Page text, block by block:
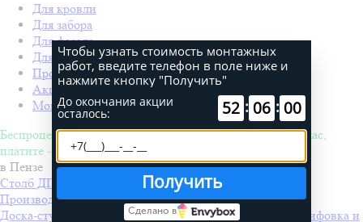
Для кровли
Для забора
Для фасада
Для дачи
Производство Покрофф
Акции
Монтаж
Беспроцентная рассрочка на 4 месяца. Покупайте - сейчас,
платите - потом!
в Пензе
Столб ДПК Grand Line 100х100мм тиснение (на трубу)
Производитель Grand Line
Доска-ступень стартовая ДПК Grand Line 160х22мм шлифовка и